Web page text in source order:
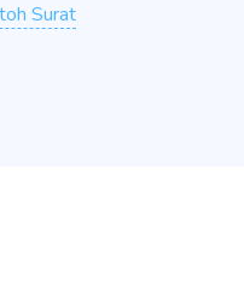
Surat